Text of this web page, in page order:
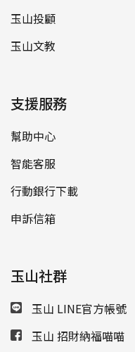
玉山投顧
玉山文教
支援服務
幫助中心
智能客服
行動銀行下載
申訴信箱
玉山社群
玉山 LINE官方帳號
玉山 招財納福喵喵